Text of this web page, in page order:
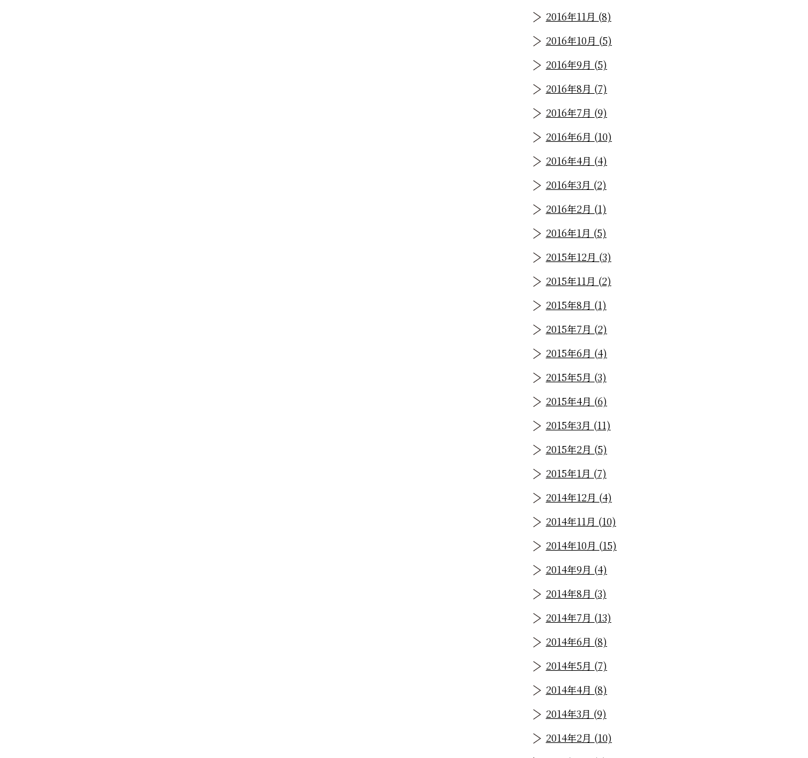
2016年11月 (8)
2016年10月 (5)
2016年9月 (5)
2016年8月 (7)
2016年7月 (9)
2016年6月 (10)
2016年4月 (4)
2016年3月 (2)
2016年2月 (1)
2016年1月 (5)
2015年12月 (3)
2015年11月 (2)
2015年8月 (1)
2015年7月 (2)
2015年6月 (4)
2015年5月 (3)
2015年4月 (6)
2015年3月 (11)
2015年2月 (5)
2015年1月 (7)
2014年12月 (4)
2014年11月 (10)
2014年10月 (15)
2014年9月 (4)
2014年8月 (3)
2014年7月 (13)
2014年6月 (8)
2014年5月 (7)
2014年4月 (8)
2014年3月 (9)
2014年2月 (10)